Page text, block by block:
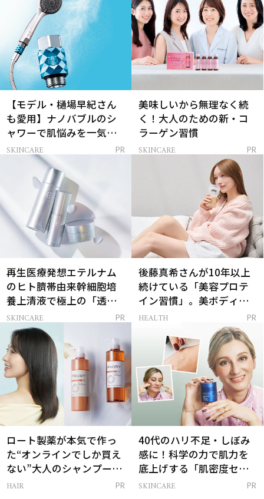
【モデル・樋場早紀さん
も愛用】ナノバブルのシ
ャワーで肌悩みを一気に
解決
SKINCARE PR
美味しいから無理なく続
く！大人のための新・コ
ラーゲン習慣
SKINCARE PR
再生医療発想エテルナム
のヒト臍帯由来幹細胞培
養上清液で極上の「透明
感ハリ肌」へ
SKINCARE PR
後藤真希さんが10年以上
続けている「美容プロテ
イン習慣」。美ボディを
支える朝ルーティンと
HEALTH PR
ロート製薬が本気で作っ
た“オンラインでしか買え
ない”大人のシャンプー＆
トリートメントって？
HAIR PR
40代のハリ不足・しぼみ
感に！科学の力で肌力を
底上げする「肌密度セラ
ム」
SKINCARE PR